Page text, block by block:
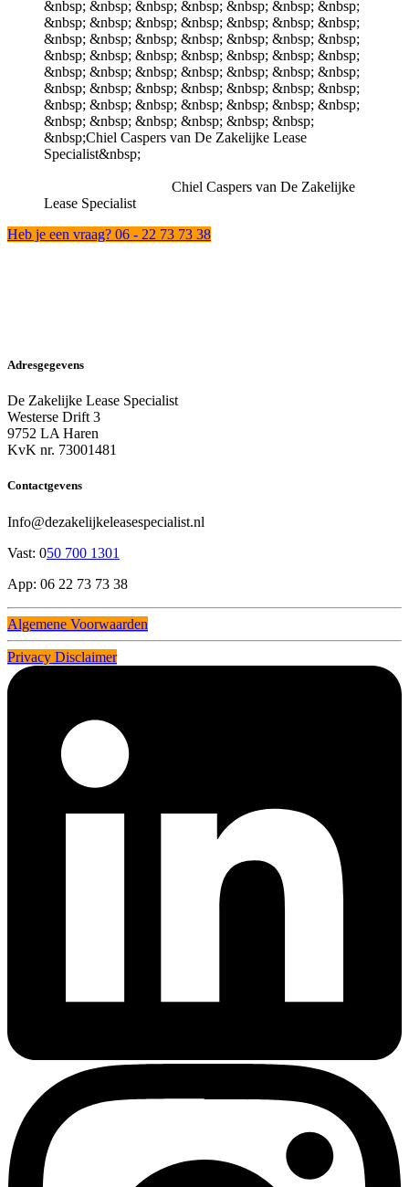
Chiel Caspers van De Zakelijke
Lease Specialist
Heb je een vraag? 06 - 22 73 73 38
Adresgegevens
De Zakelijke Lease Specialist
Westerse Drift 3
9752 LA Haren
KvK nr. 73001481
Contactgevens
Info@dezakelijkeleasespecialist.nl
Vast: 050 700 1301
App: 06 22 73 73 38
Algemene Voorwaarden
Privacy Disclaimer